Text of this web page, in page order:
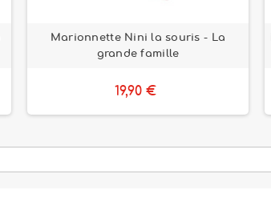
Marionnette Nini la souris - La
grande famille
19,90 €